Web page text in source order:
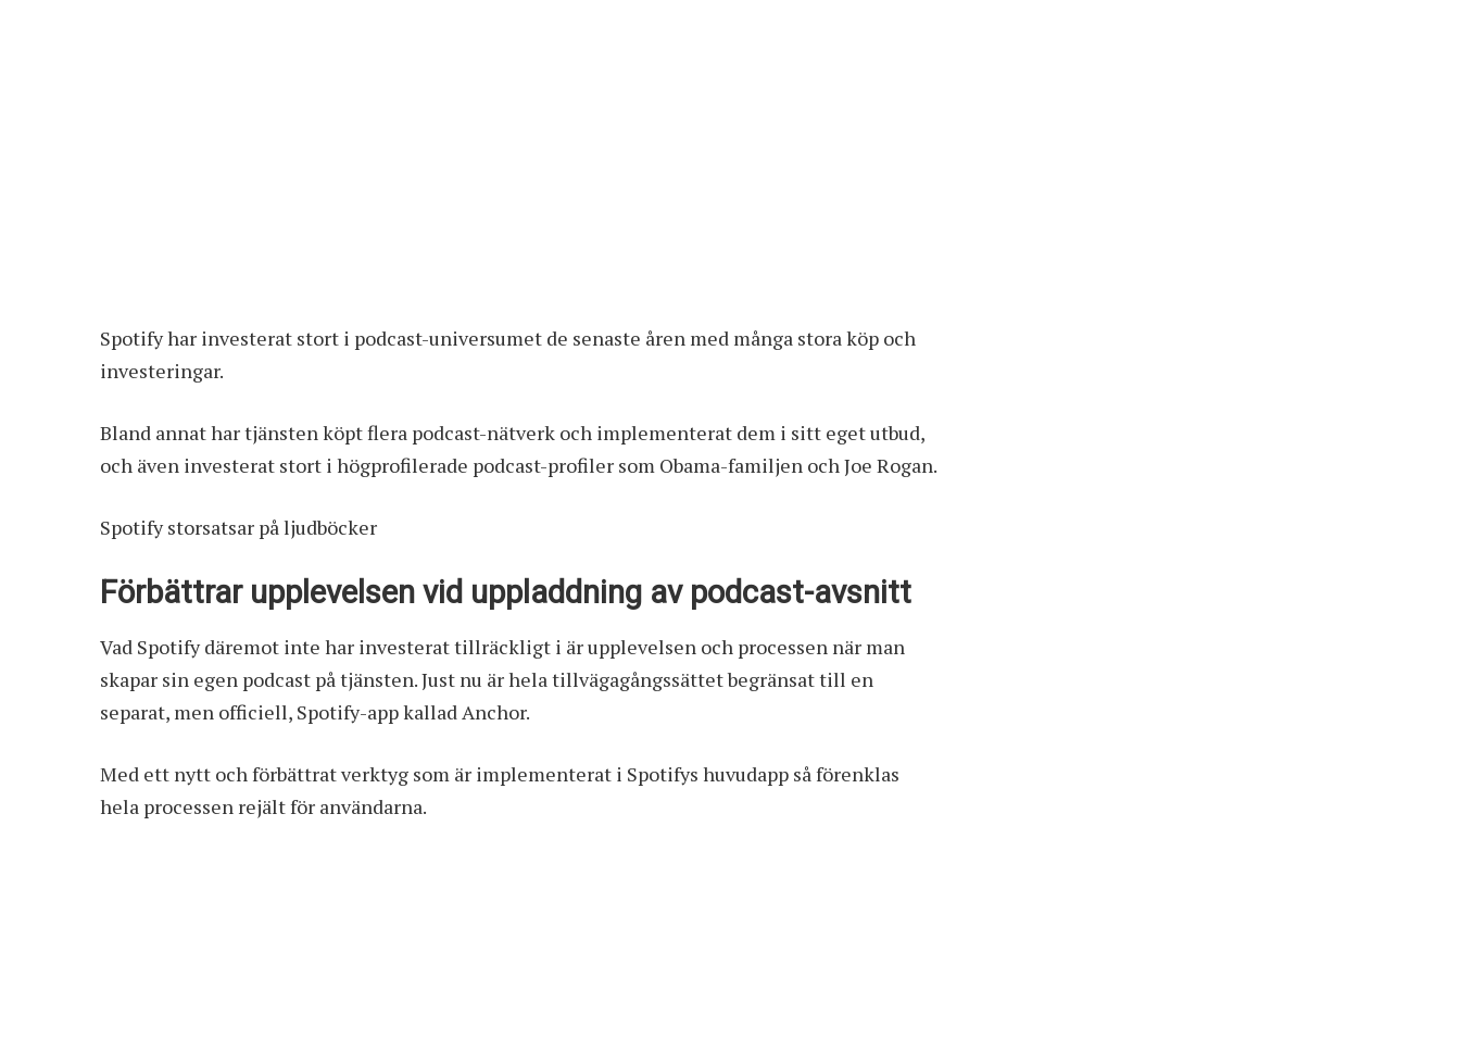
Spotify har investerat stort i podcast-universumet de senaste åren med många stora köp och
investeringar.
Bland annat har tjänsten köpt flera podcast-nätverk och implementerat dem i sitt eget utbud,
och även investerat stort i högprofilerade podcast-profiler som Obama-familjen och Joe Rogan.
Spotify storsatsar på ljudböcker
Förbättrar upplevelsen vid uppladdning av podcast-avsnitt
Vad Spotify däremot inte har investerat tillräckligt i är upplevelsen och processen när man
skapar sin egen podcast på tjänsten. Just nu är hela tillvägagångssättet begränsat till en
separat, men officiell, Spotify-app kallad Anchor.
Med ett nytt och förbättrat verktyg som är implementerat i Spotifys huvudapp så förenklas
hela processen rejält för användarna.